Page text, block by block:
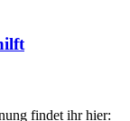
findet ihr hier: